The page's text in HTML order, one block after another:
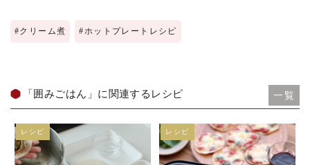
#クリーム煮 #ホットプレートレシピ
「囲みごはん」に関連するレシピ 一覧
レシピ レシピ